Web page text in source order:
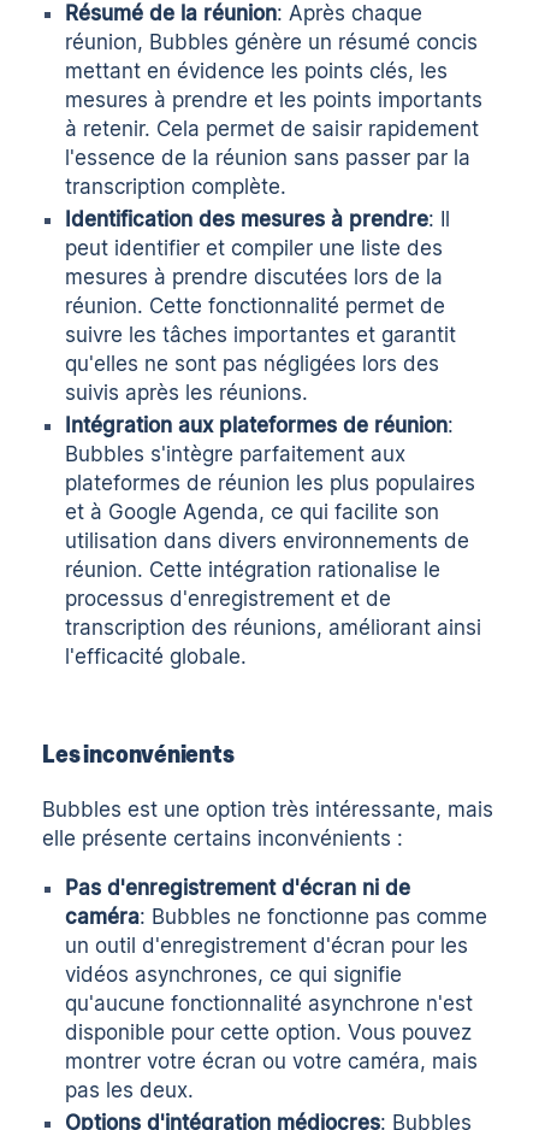
Résumé de la réunion: Après chaque
réunion, Bubbles génère un résumé concis
mettant en évidence les points clés, les
mesures à prendre et les points importants
à retenir. Cela permet de saisir rapidement
l'essence de la réunion sans passer par la
transcription complète.
Identification des mesures à prendre: Il
peut identifier et compiler une liste des
mesures à prendre discutées lors de la
réunion. Cette fonctionnalité permet de
suivre les tâches importantes et garantit
qu'elles ne sont pas négligées lors des
suivis après les réunions.
Intégration aux plateformes de réunion:
Bubbles s'intègre parfaitement aux
plateformes de réunion les plus populaires
et à Google Agenda, ce qui facilite son
utilisation dans divers environnements de
réunion. Cette intégration rationalise le
processus d'enregistrement et de
transcription des réunions, améliorant ainsi
l'efficacité globale.
Les inconvénients
Bubbles est une option très intéressante, mais
elle présente certains inconvénients :
Pas d'enregistrement d'écran ni de
caméra: Bubbles ne fonctionne pas comme
un outil d'enregistrement d'écran pour les
vidéos asynchrones, ce qui signifie
qu'aucune fonctionnalité asynchrone n'est
disponible pour cette option. Vous pouvez
montrer votre écran ou votre caméra, mais
pas les deux.
Options d'intégration médiocres: Bubbles